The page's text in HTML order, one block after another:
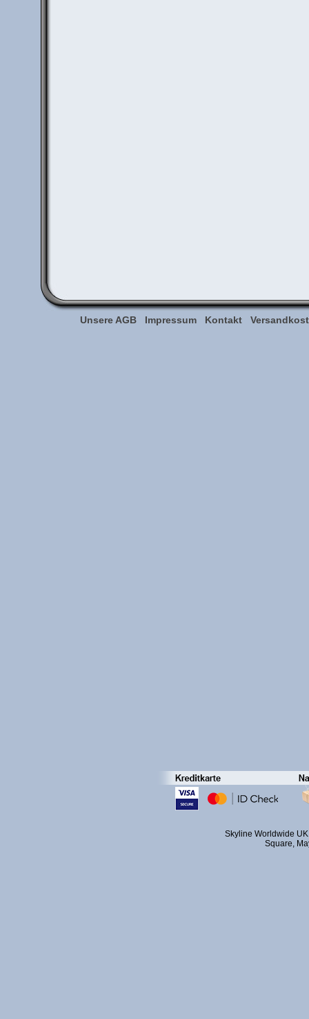
Unsere AGB Impressum Kontakt